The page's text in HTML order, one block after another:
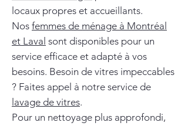
locaux propres et accueillants.
Nos femmes de ménage à Montréal
et Laval sont disponibles pour un
service efficace et adapté à vos
besoins. Besoin de vitres impeccables
? Faites appel à notre service de
lavage de vitres.
Pour un nettoyage plus approfondi,